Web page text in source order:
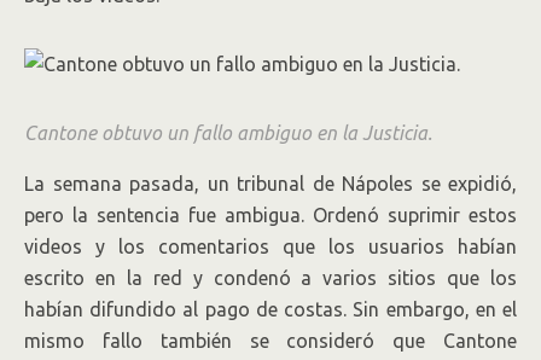
Cantone obtuvo un fallo ambiguo en la Justicia.
La semana pasada, un tribunal de Nápoles se expidió,
pero la sentencia fue ambigua. Ordenó suprimir estos
videos y los comentarios que los usuarios habían
escrito en la red y condenó a varios sitios que los
habían difundido al pago de costas. Sin embargo, en el
mismo fallo también se consideró que Cantone